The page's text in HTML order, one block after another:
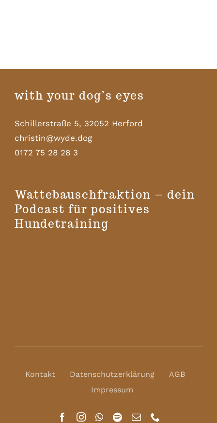
with your dog’s eyes
Schillerstraße 5, 32052 Herford
christin@wyde.dog
0172 75 28 28 3
Wattebauschfraktion – dein
Podcast für positives
Hundetraining
Kontakt Datenschutzerklärung
AGB
Impressum